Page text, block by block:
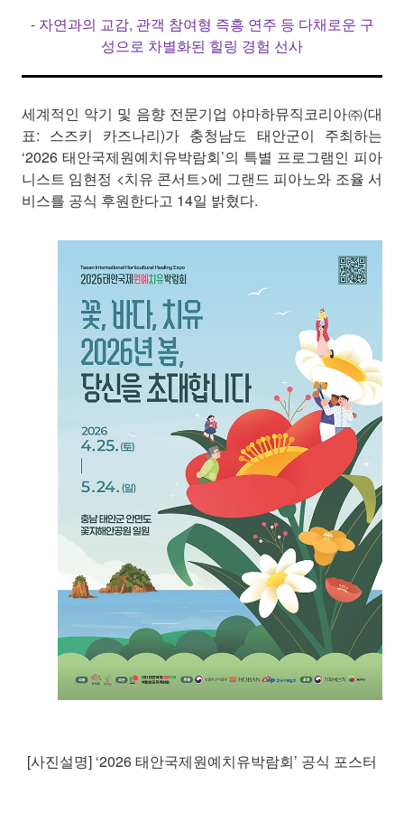
- 자연과의 교감, 관객 참여형 즉흥 연주 등 다채로운 구
성으로 차별화된 힐링 경험 선사
세계적인 악기 및 음향 전문기업 야마하뮤직코리아㈜(대
표: 스즈키 카즈나리)가 충청남도 태안군이 주최하는
‘2026 태안국제원예치유박람회’의 특별 프로그램인 피아
니스트 임현정 <치유 콘서트>에 그랜드 피아노와 조율 서
비스를 공식 후원한다고 14일 밝혔다.
[사진설명] ‘2026 태안국제원예치유박람회’ 공식 포스터